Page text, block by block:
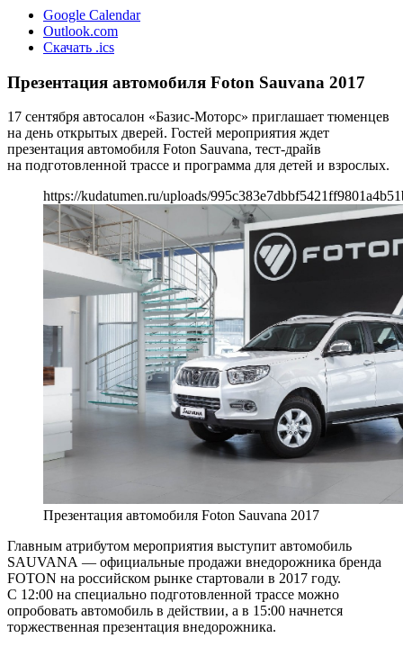
Google Calendar
Outlook.com
Скачать .ics
Презентация автомобиля Foton Sauvana 2017
17 сентября автосалон «Базис-Моторс» приглашает тюменцев
на день открытых дверей. Гостей мероприятия ждет
презентация автомобиля Foton Sauvana, тест-драйв
на подготовленной трассе и программа для детей и взрослых.
https://kudatumen.ru/uploads/
Презентация автомобиля Foton Sauvana 2017
Главным атрибутом мероприятия выступит автомобиль
SAUVANA — официальные продажи внедорожника бренда
FOTON на российском рынке стартовали в 2017 году.
С 12:00 на специально подготовленной трассе можно
опробовать автомобиль в действии, а в 15:00 начнется
торжественная презентация внедорожника.